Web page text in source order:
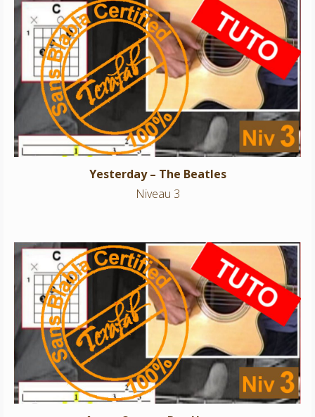
Yesterday – The Beatles
Niveau 3
Yesterday – The Beatles
Niveau 3
Amen Omen – Ben Harper
Niveau 3